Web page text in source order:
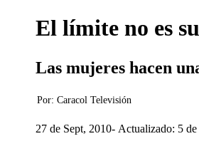
El límite no es
Las mujeres hacen
Por: Caracol Televisión
27 de Sept, 2010 Actualizado: 5